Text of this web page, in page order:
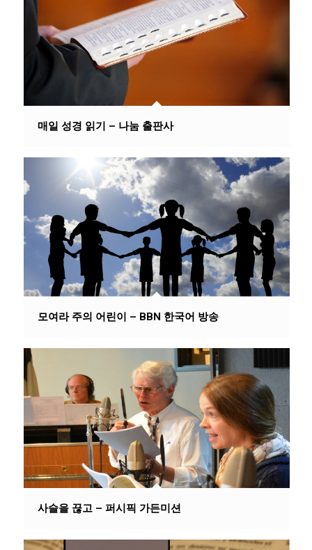
매일 성경 읽기 – 나눔 출판사
모여라 주의 어린이 – BBN 한국어 방송
사슬을 끊고 – 퍼시픽 가든미션